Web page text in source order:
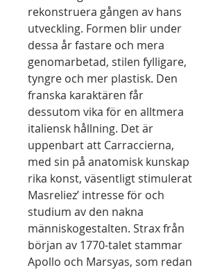
rekonstruera gången av hans
utveckling. Formen blir under
dessa år fastare och mera
genomarbetad, stilen fylligare,
tyngre och mer plastisk. Den
franska karaktären får
dessutom vika för en alltmera
italiensk hållning. Det är
uppenbart att Carraccierna,
med sin på anatomisk kunskap
rika konst, väsentligt stimulerat
Masreliez’ intresse för och
studium av den nakna
människogestalten. Strax från
början av 1770-talet stammar
Apollo och Marsyas, som redan